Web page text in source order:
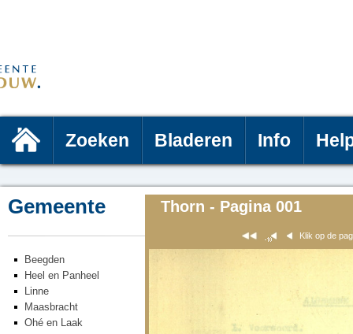
Zoeken Bladeren Info
Gemeente
Beegden
Heel en Panheel
Linne
Maasbracht
Ohé en Laak
Thorn - Pagina 001
Klik op de